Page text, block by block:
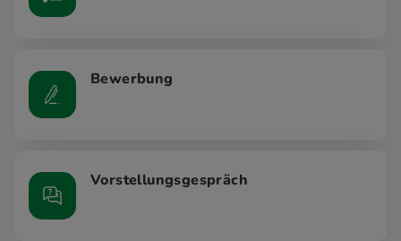
Bewerbung
Vorstellungsgespräch